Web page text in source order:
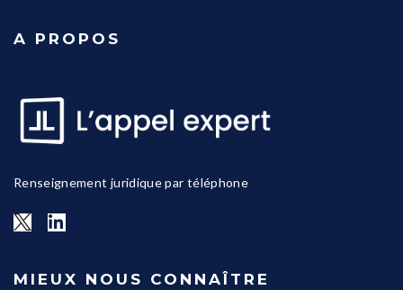
A PROPOS
Renseignement juridique par téléphone
MIEUX NOUS CONNAÎTRE